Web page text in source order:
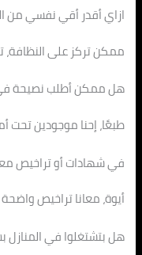
ازاي أقدر أقي نفسي من
ممكن تركز على النظافة،
هل ممكن أطلب نصيحة
طبعًا، إحنا موجودين
في شهادات أو تراخيص
أيوة، معانا تراخيص
هل بتشتغلوا في المنازل